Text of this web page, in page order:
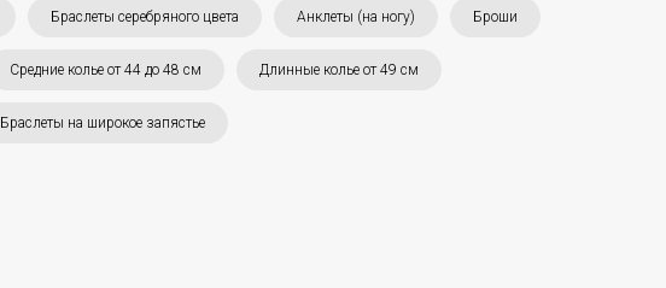
Браслеты серебряного цвета Анклеты (на ногу) Броши
Средние колье от 44 до 48 см Длинные колье от 49 см
Браслеты на широкое запястье